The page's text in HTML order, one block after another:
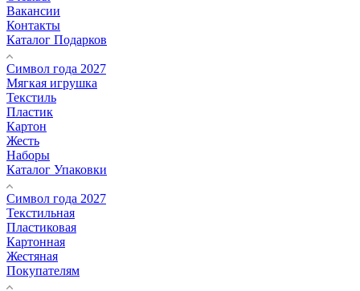
Вакансии
Контакты
Каталог Подарков
Символ года 2027
Мягкая игрушка
Текстиль
Пластик
Картон
Жесть
Наборы
Каталог Упаковки
Символ года 2027
Текстильная
Пластиковая
Картонная
Жестяная
Покупателям